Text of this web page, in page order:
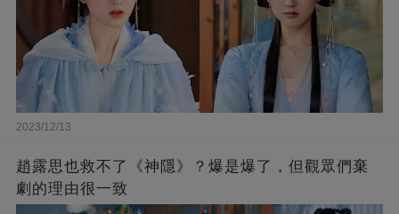
2023/12/13
趙露思也救不了《神隱》？爆是爆了，但觀眾們棄
劇的理由很一致